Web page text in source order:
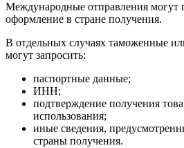
Международные отправления могут
оформление в стране получения.
В отдельных случаях таможенные
могут запросить:
паспортные данные;
ИНН;
подтверждение получения
использования;
иные сведения,
страны получения.